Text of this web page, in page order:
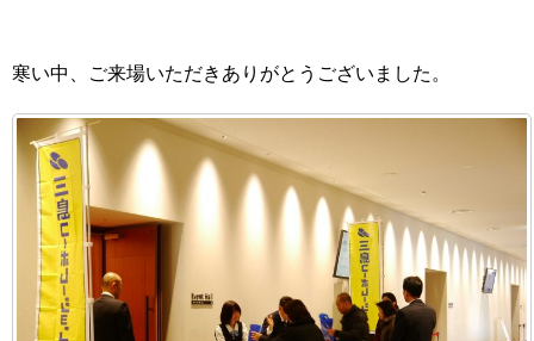
寒い中、ご来場いただきありがとうございました。